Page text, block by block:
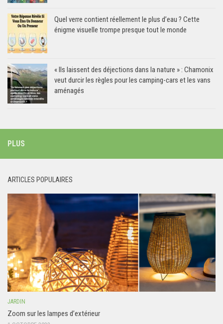
Quel verre contient réellement le plus d’eau ? Cette
énigme visuelle trompe presque tout le monde
« Ils laissent des déjections dans la nature » : Chamonix
veut durcir les règles pour les camping-cars et les vans
aménagés
PLUS
ARTICLES POPULAIRES
JARDIN
Zoom sur les lampes d’extérieur